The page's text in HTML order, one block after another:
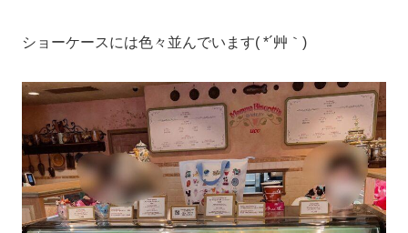
ショーケースには色々並んでいます( *´艸｀)